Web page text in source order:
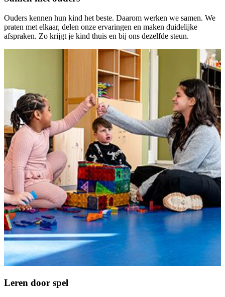
Ouders kennen hun kind het beste. Daarom werken we samen. We
praten met elkaar, delen onze ervaringen en maken duidelijke
afspraken. Zo krijgt je kind thuis en bij ons dezelfde steun.
Leren door spel